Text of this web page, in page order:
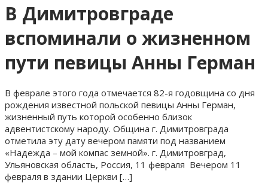
В Димитровграде
вспоминали о жизненном
пути певицы Анны Герман
В феврале этого года отмечается 82-я годовщина со дня
рождения известной польской певицы Анны Герман,
жизненный путь которой особенно близок
адвентистскому народу. Община г. Димитровграда
отметила эту дату вечером памяти под названием
«Надежда – мой компас земной». г. Димитровград,
Ульяновская область, Россия, 11 февраля Вечером 11
февраля в здании Церкви […]